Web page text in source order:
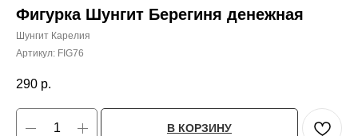
Фигурка Шунгит Берегиня денежная
Шунгит Карелия
Артикул: FIG76
290 р.
В КОРЗИНУ